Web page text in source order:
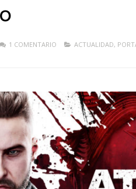
1 COMENTARIO ACTUALIDAD,